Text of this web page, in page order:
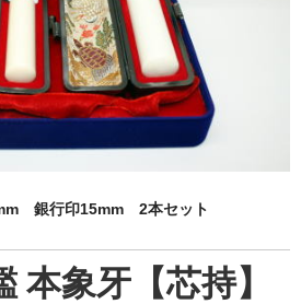
銀行印15mm 2本セット
本象牙【芯持】